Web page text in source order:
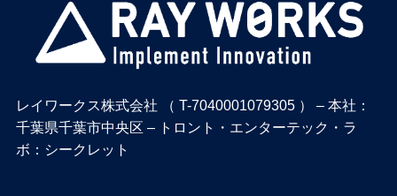
レイワークス株式会社 （ T-7040001079305 ） – 本社：
千葉県千葉市中央区 – トロント・エンターテック・ラ
ボ：シークレット